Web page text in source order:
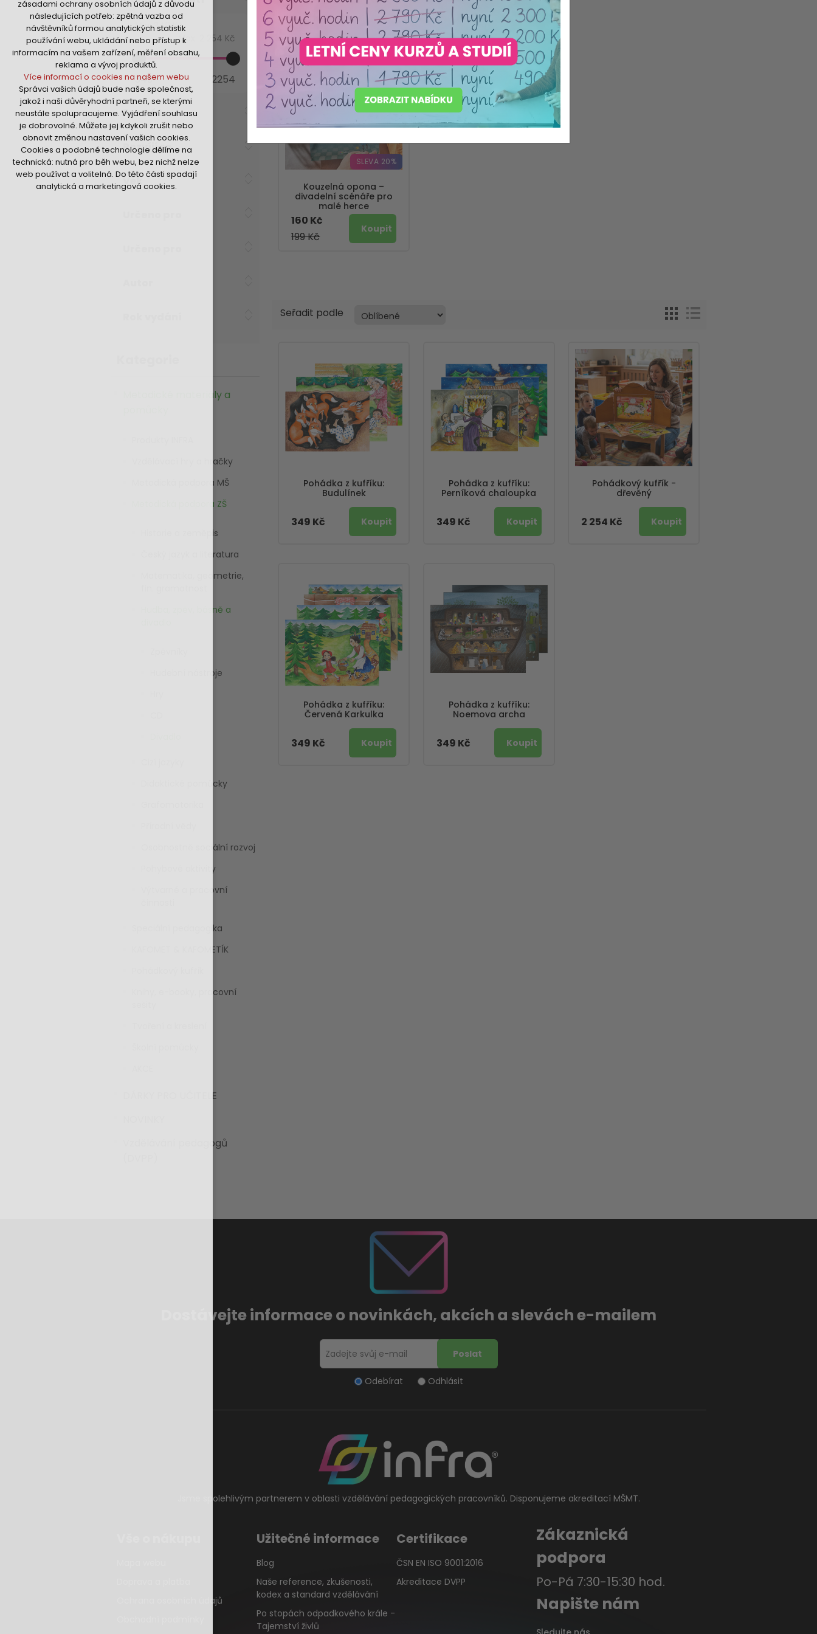
nutná pro provozování webu
udržení kontextu stránek (session):
případná přihlášení, volby jazyka, apod.
Volitelná cookies
analytická pro anonymizované
vyhodnocení návštěvnosti
marketingová cookies (Google,Hotjar,Sklik)
Více informací o cookies na našem webu
Přijmout všechny cookies
Odmítnout vše
zásadami ochrany osobních údajů z důvodu
následujících potřeb: zpětná vazba od
návštěvníků formou analytických statistik
používání webu, ukládání nebo přístup k
informacím na vašem zařízení, měření obsahu,
reklama a vývoj produktů.
Více informací o cookies na našem webu
Správci vašich údajů bude naše společnost,
jakož i naši důvěryhodní partneři, se kterými
neustále spolupracujeme. Vyjádření souhlasu
je dobrovolné. Můžete jej kdykoli zrušit nebo
obnovit změnou nastavení vašich cookies.
Cookies a podobné technologie dělíme na
technická: nutná pro běh webu, bez nichž nelze
web používat a volitelná. Do této části spadají
analytická a marketingová cookies.
Min: 349 Kč
Max:
2 254 Kč
349 2254
Formát
Rozvíjí se
Věk
Metodické materiály a
Vzdělávací hry a hračky
Metodická podpora MŠ
Metodická podpora ZŠ
Historie a zeměpis
Český jazyk a literatura
Matematika, geometrie,
Hudba, zpěv, básně a
Hudební nástroje
Didaktické pomůcky
Osobnostně sociální rozvoj
Pohybové aktivity
Výtvarné a pracovní
Speciální pedagogika
KAFOMET & KAFOMETÍK
Knihy, e-booky, pracovní
DÁRKY PRO UČITELE
Vzdělávání pedagogů
Nejprodávanější
SLEVA 20%
Kouzelná opona –
divadelní scénáře pro
malé herce
199 Kč
160 Kč
Seřadit podle
Pohádka z kufříku:
Budulínek
349 Kč
Pohádka z kufříku:
Perníková chaloupka
349 Kč
Pohádkový kufřík -
dřevěný
2 254 Kč
Pohádka z kufříku:
Červená Karkulka
349 Kč
Pohádka z kufříku:
Noemova archa
349 Kč
Dostávejte informace o novinkách, akcích a slevách e-mailem
Odebírat Odhlásit
Jsme spolehlivým partnerem v oblasti vzdělávání pedagogických pracovníků. Disponujeme akreditací MŠMT.
Ochrana osobních údajů
Užitečné informace
Blog
Naše reference, zkušenosti,
kodex a standard vzdělávání
Po stopách odpadkového krále -
Tajemství živlů
Certifikace
ČSN EN ISO 9001:2016
Akreditace DVPP
Zákaznická
podpora
Po-Pá 7:30-15:30 hod.
Napište nám